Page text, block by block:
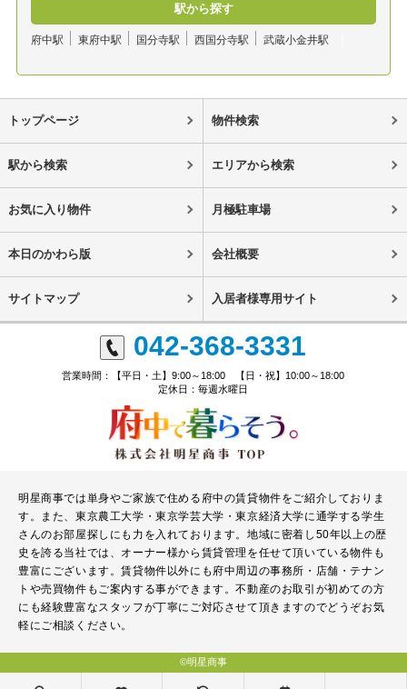
駅から探す
府中駅 東府中駅 国分寺駅 西国分寺駅 武蔵小金井駅
トップページ 物件検索
駅から検索 エリアから検索
お気に入り物件 月極駐車場
本日のかわら版 会社概要
サイトマップ 入居者様専用サイト
042-368-3331
営業時間：【平日・土】9:00～18:00 【日・祝】10:00～18:00
定休日：毎週水曜日
明星商事では単身やご家族で住める府中の賃貸物件をご紹介しておりま
す。また、東京農工大学・東京学芸大学・東京経済大学に通学する学生
さんのお部屋探しにも力を入れております。地域に密着し50年以上の歴
史を誇る当社では、オーナー様から賃貸管理を任せて頂いている物件も
豊富にございます。賃貸物件以外にも府中周辺の事務所・店舗・テナン
トや売買物件もご案内する事ができます。不動産のお取引が初めての方
にも経験豊富なスタッフが丁寧にご対応させて頂きますのでどうぞお気
軽にご相談ください。
©明星商事